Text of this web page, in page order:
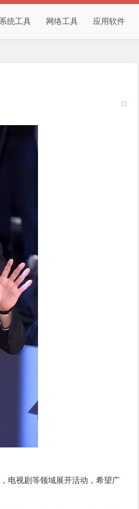
系统工具 网络工具 应用软件
电视剧等领域展开活动，希望广